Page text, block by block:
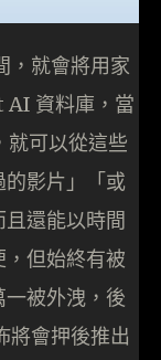
，就會將用家
AI 資料庫，當
可以從這些
影片」「或
還能以時間
但始終有被
被外洩，後
會押後推出